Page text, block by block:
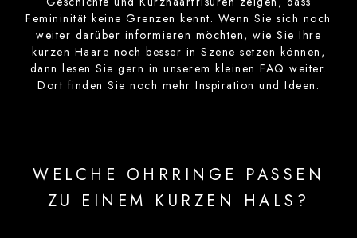
Femininität keine Grenzen kennt. Wenn Sie sich noch
weiter darüber informieren möchten, wie Sie Ihre
kurzen Haare noch besser in Szene setzen können,
dann lesen Sie gern in unserem kleinen FAQ weiter.
Dort finden Sie noch mehr Inspiration und Ideen.
WELCHE OHRRINGE PASSEN
ZU EINEM KURZEN HALS?